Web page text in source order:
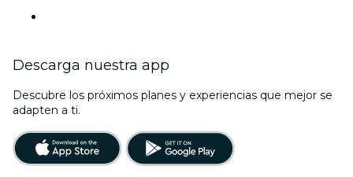
Descarga nuestra app
Descubre los próximos planes y experiencias que mejor se
adapten a ti.